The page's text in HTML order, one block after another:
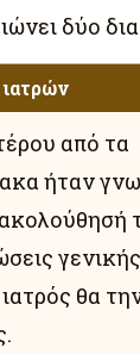
δύο
από τα
ήταν
γενικής
θα